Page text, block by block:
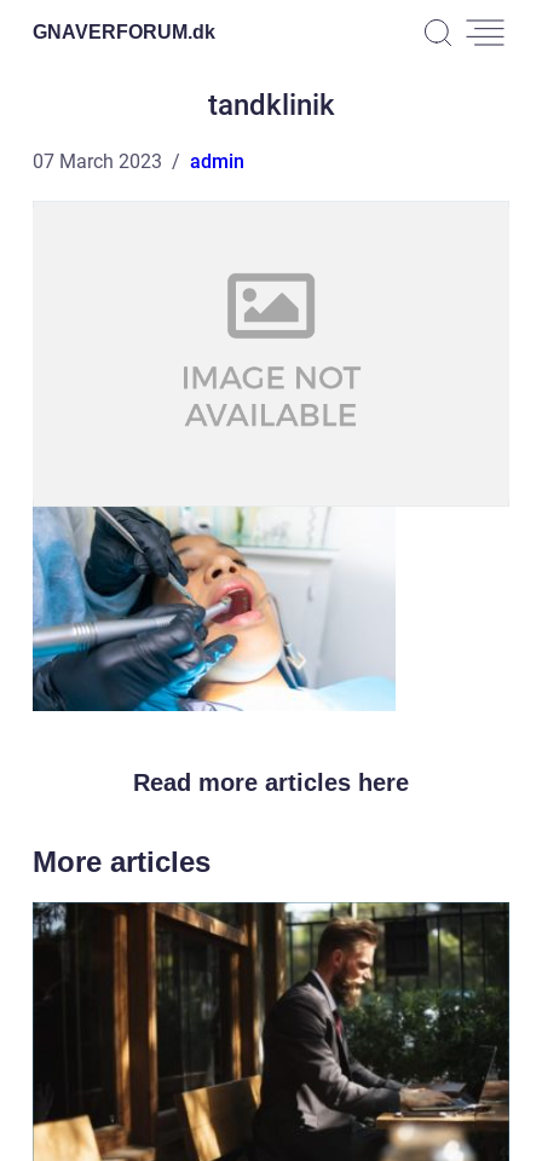
GNAVERFORUM.dk
tandklinik
07 March 2023 admin
Read more articles here
More articles